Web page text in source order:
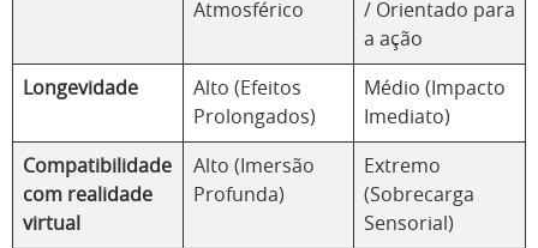
Atmosférico
/ Orientado para
a ação
Longevidade
Alto (Efeitos
Prolongados)
Médio (Impacto
Imediato)
Compatibilidade
com realidade
virtual
Alto (Imersão
Profunda)
Extremo
(Sobrecarga
Sensorial)